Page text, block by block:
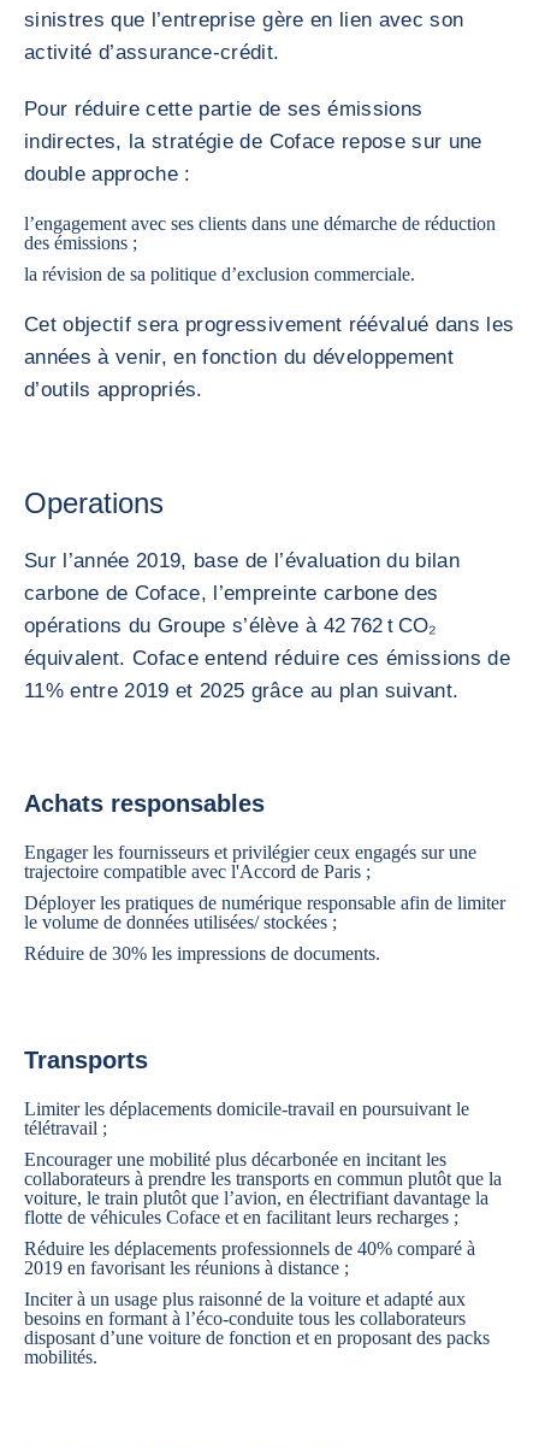
sinistres que l’entreprise gère en lien avec son
activité d’assurance-crédit.
Pour réduire cette partie de ses émissions
indirectes, la stratégie de Coface repose sur une
double approche :
l’engagement avec ses clients dans une démarche de réduction
des émissions ;
la révision de sa politique d’exclusion commerciale.
Cet objectif sera progressivement réévalué dans les
années à venir, en fonction du développement
d’outils appropriés.
Operations
Sur l’année 2019, base de l’évaluation du bilan
carbone de Coface, l’empreinte carbone des
opérations du Groupe s’élève à 42 762 t CO₂
équivalent. Coface entend réduire ces émissions de
11% entre 2019 et 2025 grâce au plan suivant.
Achats responsables
Engager les fournisseurs et privilégier ceux engagés sur une
trajectoire compatible avec l'Accord de Paris ;
Déployer les pratiques de numérique responsable afin de limiter
le volume de données utilisées/ stockées ;
Réduire de 30% les impressions de documents.
Transports
Limiter les déplacements domicile-travail en poursuivant le
télétravail ;
Encourager une mobilité plus décarbonée en incitant les
collaborateurs à prendre les transports en commun plutôt que la
voiture, le train plutôt que l’avion, en électrifiant davantage la
flotte de véhicules Coface et en facilitant leurs recharges ;
Réduire les déplacements professionnels de 40% comparé à
2019 en favorisant les réunions à distance ;
Inciter à un usage plus raisonné de la voiture et adapté aux
besoins en formant à l’éco-conduite tous les collaborateurs
disposant d’une voiture de fonction et en proposant des packs
mobilités.